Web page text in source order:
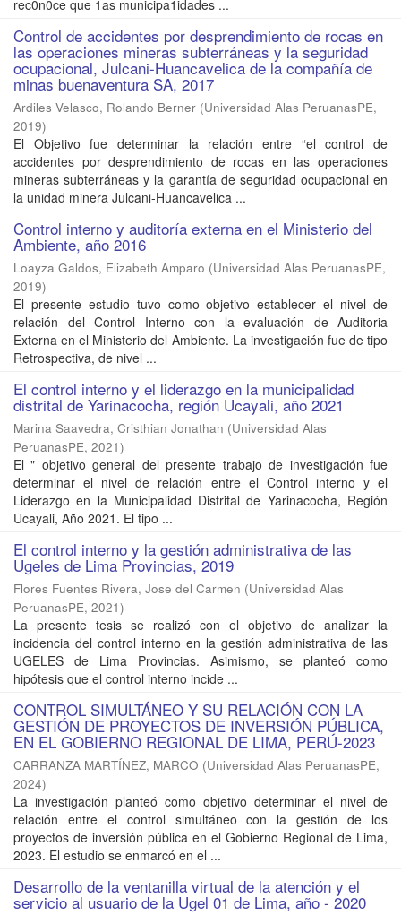
rec0n0ce que 1as municipa1idades ...
Control de accidentes por desprendimiento de rocas en
las operaciones mineras subterráneas y la seguridad
ocupacional, Julcani-Huancavelica de la compañía de
minas buenaventura SA, 2017
Ardiles Velasco, Rolando Berner (Universidad Alas PeruanasPE,
2019)
El Objetivo fue determinar la relación entre “el control de
accidentes por desprendimiento de rocas en las operaciones
mineras subterráneas y la garantía de seguridad ocupacional en
la unidad minera Julcani-Huancavelica ...
Control interno y auditoría externa en el Ministerio del
Ambiente, año 2016
Loayza Galdos, Elizabeth Amparo (Universidad Alas PeruanasPE,
2019)
El presente estudio tuvo como objetivo establecer el nivel de
relación del Control Interno con la evaluación de Auditoria
Externa en el Ministerio del Ambiente. La investigación fue de tipo
Retrospectiva, de nivel ...
El control interno y el liderazgo en la municipalidad
distrital de Yarinacocha, región Ucayali, año 2021
Marina Saavedra, Cristhian Jonathan (Universidad Alas
PeruanasPE, 2021)
El " objetivo general del presente trabajo de investigación fue
determinar el nivel de relación entre el Control interno y el
Liderazgo en la Municipalidad Distrital de Yarinacocha, Región
Ucayali, Año 2021. El tipo ...
El control interno y la gestión administrativa de las
Ugeles de Lima Provincias, 2019
Flores Fuentes Rivera, Jose del Carmen (Universidad Alas
PeruanasPE, 2021)
La presente tesis se realizó con el objetivo de analizar la
incidencia del control interno en la gestión administrativa de las
UGELES de Lima Provincias. Asimismo, se planteó como
hipótesis que el control interno incide ...
CONTROL SIMULTÁNEO Y SU RELACIÓN CON LA
GESTIÓN DE PROYECTOS DE INVERSIÓN PÚBLICA,
EN EL GOBIERNO REGIONAL DE LIMA, PERÚ-2023
CARRANZA MARTÍNEZ, MARCO (Universidad Alas PeruanasPE,
2024)
La investigación planteó como objetivo determinar el nivel de
relación entre el control simultáneo con la gestión de los
proyectos de inversión pública en el Gobierno Regional de Lima,
2023. El estudio se enmarcó en el ...
Desarrollo de la ventanilla virtual de la atención y el
servicio al usuario de la Ugel 01 de Lima, año - 2020